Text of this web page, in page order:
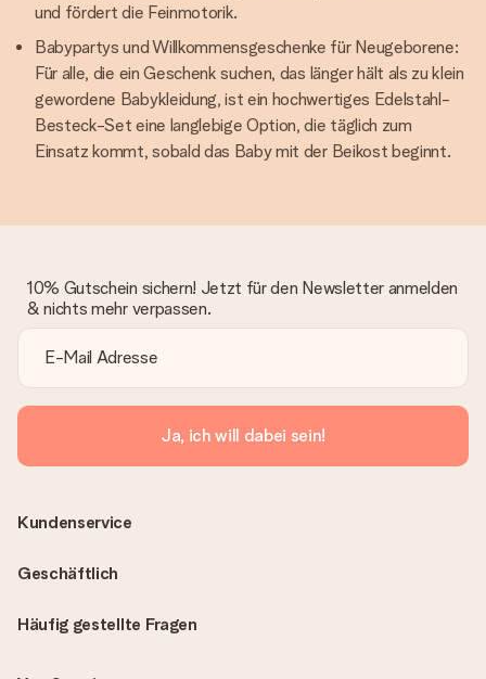
und fördert die Feinmotorik.
Babypartys und Willkommensgeschenke für Neugeborene:
Für alle, die ein Geschenk suchen, das länger hält als zu klein
gewordene Babykleidung, ist ein hochwertiges Edelstahl-
Besteck-Set eine langlebige Option, die täglich zum
Einsatz kommt, sobald das Baby mit der Beikost beginnt.
10% Gutschein sichern! Jetzt für den Newsletter anmelden
& nichts mehr verpassen.
Ja, ich will dabei sein!
Häufig gestellte Fragen
Kundenservice
Geschäftlich